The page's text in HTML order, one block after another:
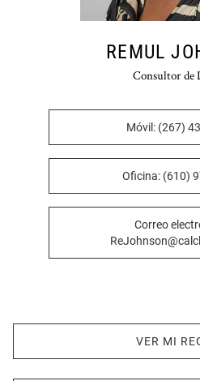
REMUL
Consultor de
Móvil: (267)
Oficina: (610)
Correo
VER MI